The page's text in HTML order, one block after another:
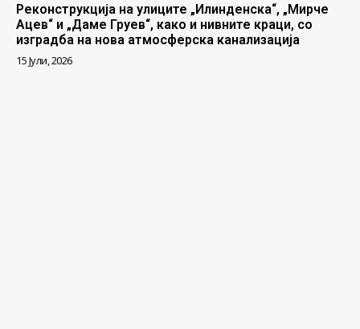
Реконструкција на улиците „Илинденска“, „Мирче
Ацев“ и „Даме Груев“, како и нивните краци, со
изградба на нова атмосферска канализација
15 Јули, 2026